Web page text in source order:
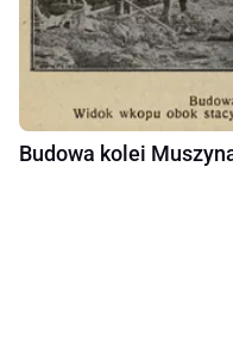
Budowa kolei